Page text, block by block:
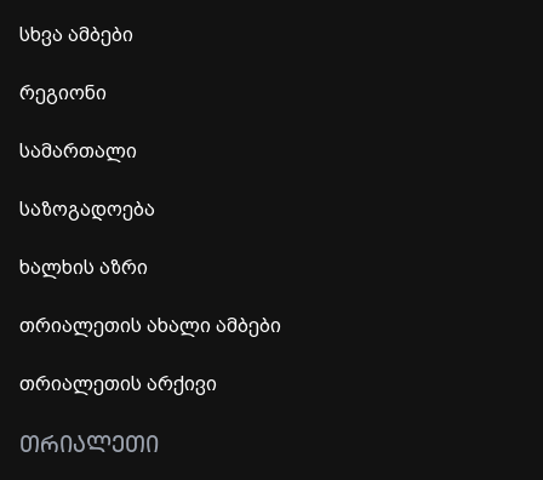
სხვა ამბები
რეგიონი
სამართალი
საზოგადოება
ხალხის აზრი
თრიალეთის ახალი ამბები
თრიალეთის არქივი
ᲗᲠᲘᲐᲚᲔᲗᲘ